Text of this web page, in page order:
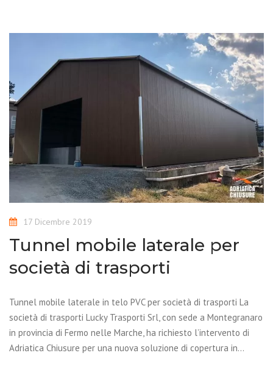
17 Dicembre 2019
Tunnel mobile laterale per
società di trasporti
Tunnel mobile laterale in telo PVC per società di trasporti La
società di trasporti Lucky Trasporti Srl, con sede a Montegranaro
in provincia di Fermo nelle Marche, ha richiesto l’intervento di
Adriatica Chiusure per una nuova soluzione di copertura in…